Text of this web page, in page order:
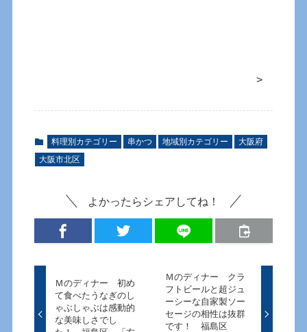
>
料理別カテゴリー 串かつ 地域別カテゴリー
大阪府
大阪市北区
よかったらシェアしてね！
Ｍのディナー 初め
て食べたうなぎのし
ゃぶしゃぶは感動的
な美味しさでし
Ｍのディナー クラ
フトビールと超ジュ
ーシーな自家製ソー
セージの相性は抜群
です！ 福島区